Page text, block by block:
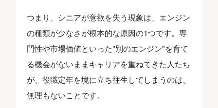
つまり、シニアが意欲を失う現象は、エンジン
の種類が少なさが根本的な原因の1つです。専
門性や市場価値といった"別のエンジン"を育て
る機会がないままキャリアを重ねてきた人たち
が、役職定年を境に立ち往生してしまうのは、
無理もないことです。